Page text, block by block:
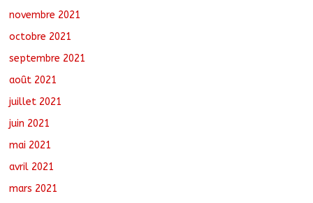
novembre 2021
octobre 2021
septembre 2021
août 2021
juillet 2021
juin 2021
mai 2021
avril 2021
mars 2021